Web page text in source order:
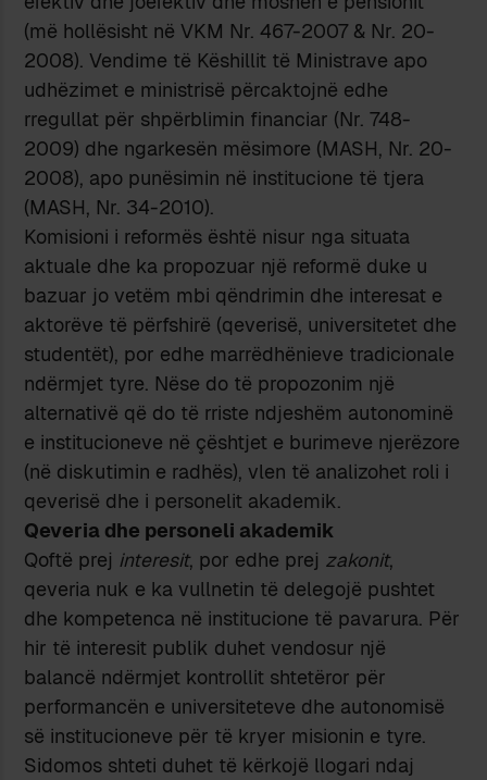
(më hollësisht në VKM Nr. 467-2007 & Nr. 20-
2008). Vendime të Këshillit të Ministrave apo
udhëzimet e ministrisë përcaktojnë edhe
rregullat për shpërblimin financiar (Nr. 748-
2009) dhe ngarkesën mësimore (MASH, Nr. 20-
2008), apo punësimin në institucione të tjera
(MASH, Nr. 34-2010).
Komisioni i reformës është nisur nga situata
aktuale dhe ka propozuar një reformë duke u
bazuar jo vetëm mbi qëndrimin dhe interesat e
aktorëve të përfshirë (qeverisë, universitetet dhe
studentët), por edhe marrëdhënieve tradicionale
ndërmjet tyre. Nëse do të propozonim një
alternativë që do të rriste ndjeshëm autonominë
e institucioneve në çështjet e burimeve njerëzore
(në diskutimin e radhës), vlen të analizohet roli i
qeverisë dhe i personelit akademik.
Qeveria dhe personeli akademik
Qoftë prej interesit, por edhe prej zakonit,
qeveria nuk e ka vullnetin të delegojë pushtet
dhe kompetenca në institucione të pavarura. Për
hir të interesit publik duhet vendosur një
balancë ndërmjet kontrollit shtetëror për
performancën e universiteteve dhe autonomisë
së institucioneve për të kryer misionin e tyre.
Sidomos shteti duhet të kërkojë llogari ndaj